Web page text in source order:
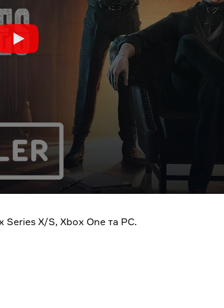
X/S, Xbox One та PC.